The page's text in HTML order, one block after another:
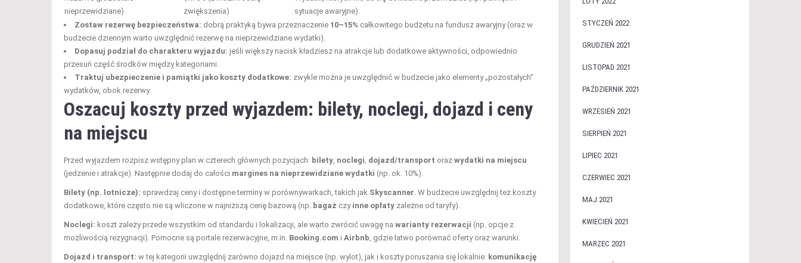
nieprzewidziane)
zwiększenia)
sytuacje awaryjne).
Zostaw rezerwę bezpieczeństwa: dobrą praktyką bywa przeznaczenie 10–15% całkowitego budżetu na fundusz awaryjny (oraz w
budżecie dziennym warto uwzględnić rezerwę na nieprzewidziane wydatki).
Dopasuj podział do charakteru wyjazdu: jeśli większy nacisk kładziesz na atrakcje lub dodatkowe aktywności, odpowiednio
przesuń część środków między kategoriami.
Traktuj ubezpieczenie i pamiątki jako koszty dodatkowe: zwykle można je uwzględnić w budżecie jako elementy „pozostałych”
wydatków, obok rezerwy.
Oszacuj koszty przed wyjazdem: bilety, noclegi, dojazd i ceny
na miejscu
Przed wyjazdem rozpisz wstępny plan w czterech głównych pozycjach: bilety, noclegi, dojazd/transport oraz wydatki na miejscu
(jedzenie i atrakcje). Następnie dodaj do całości margines na nieprzewidziane wydatki (np. ok. 10%).
Bilety (np. lotnicze): sprawdzaj ceny i dostępne terminy w porównywarkach, takich jak Skyscanner. W budżecie uwzględnij też koszty
dodatkowe, które często nie są wliczone w najniższą cenę bazową (np. bagaż czy inne opłaty zależne od taryfy).
Noclegi: koszt zależy przede wszystkim od standardu i lokalizacji, ale warto zwrócić uwagę na warianty rezerwacji (np. opcje z
możliwością rezygnacji). Pomocne są portale rezerwacyjne, m.in. Booking.com i Airbnb, gdzie łatwo porównać oferty oraz warunki.
Dojazd i transport: w tej kategorii uwzględnij zarówno dojazd na miejsce (np. wylot), jak i koszty poruszania się lokalnie: komunikację
STYCZEŃ 2022
GRUDZIEŃ 2021
LISTOPAD 2021
PAŹDZIERNIK 2021
WRZESIEŃ 2021
SIERPIEŃ 2021
LIPIEC 2021
CZERWIEC 2021
MAJ 2021
KWIECIEŃ 2021
MARZEC 2021